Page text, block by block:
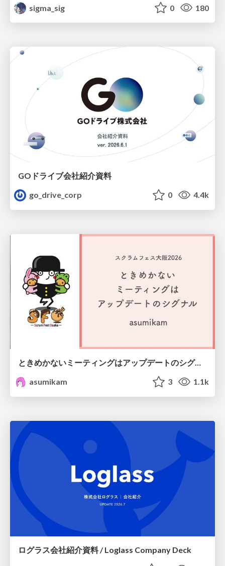
sigma_sig
0 180
GOドライブ会社紹介資料
go_drive_corp
0 4.4k
ときめかないミーティングはアップデートのシグナル #scrumosaka
asumikam
3 1.1k
ログラス会社紹介資料 / Loglass Company Deck